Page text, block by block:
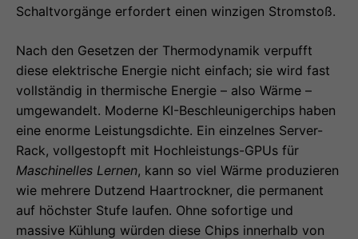
Schaltvorgänge erfordert einen winzigen Stromstoß.
Nach den Gesetzen der Thermodynamik verpufft
diese elektrische Energie nicht einfach; sie wird fast
vollständig in thermische Energie – also Wärme –
umgewandelt. Moderne KI-Beschleunigerchips haben
eine enorme Leistungsdichte. Ein einzelnes Server-
Rack, vollgestopft mit Hochleistungs-GPUs für
Maschinelles Lernen, kann so viel Wärme produzieren
wie mehrere Dutzend Haartrockner, die permanent
auf höchster Stufe laufen. Ohne sofortige und
massive Kühlung würden diese Chips innerhalb von